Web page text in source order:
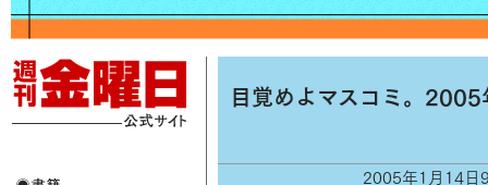
目覚めよマスコミ。
2005年1月14日